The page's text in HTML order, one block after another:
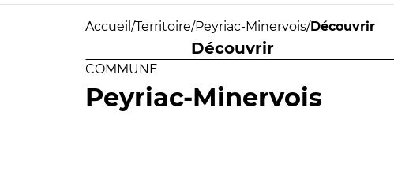
Accueil /Territoire/Peyriac-Minervois/Découvrir
Découvrir
COMMUNE
Peyriac-Minervois